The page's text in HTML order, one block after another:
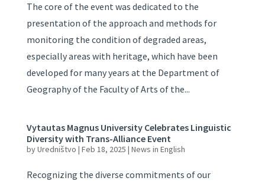
The core of the event was dedicated to the
presentation of the approach and methods for
monitoring the condition of degraded areas,
especially areas with heritage, which have been
developed for many years at the Department of
Geography of the Faculty of Arts of the...
Vytautas Magnus University Celebrates Linguistic
Diversity with Trans-Alliance Event
byUredništvo | Feb 18, 2025 | News in English
Recognizing the diverse commitments of our